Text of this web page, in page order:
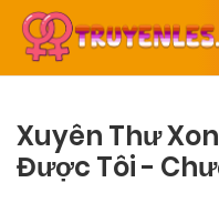
Xuyên Thư
Được Tôi -